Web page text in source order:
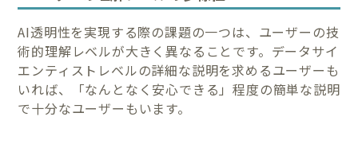
AI透明性を実現する際の課題の一つは、ユーザーの技
術的理解レベルが大きく異なることです。データサイ
エンティストレベルの詳細な説明を求めるユーザーも
いれば、「なんとなく安心できる」程度の簡単な説明
で十分なユーザーもいます。